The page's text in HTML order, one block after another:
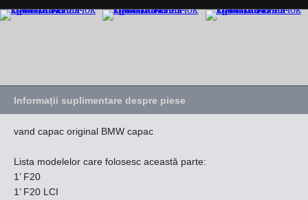
Informații suplimentare despre piese
vand capac original BMW capac
Lista modelelor care folosesc această parte:
1’ F20
1’ F20 LCI